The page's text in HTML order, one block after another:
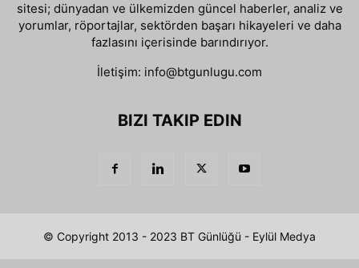
sitesi; dünyadan ve ülkemizden güncel haberler, analiz ve
yorumlar, röportajlar, sektörden başarı hikayeleri ve daha
fazlasını içerisinde barındırıyor.
İletişim: info@btgunlugu.com
BIZI TAKIP EDIN
© Copyright 2013 - 2023 BT Günlüğü - Eylül Medya